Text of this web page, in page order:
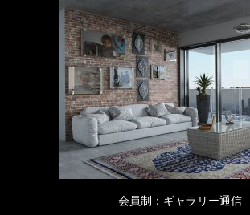
会員制：ギャラリー通信